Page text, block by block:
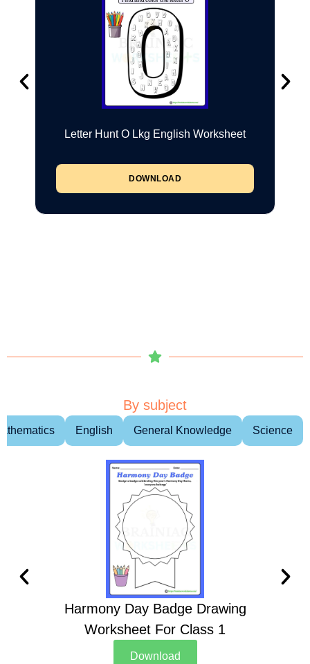
Letter Hunt O Lkg English Worksheet
DOWNLOAD
By subject
English General Knowledge Science
Harmony Day Badge Drawing
Worksheet For Class 1
Download